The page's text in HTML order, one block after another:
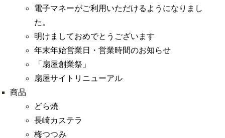
電子マネーがご利用いただけるようになりまし
た。
明けましておめでとうございます
年末年始営業日・営業時間のお知らせ
「扇屋創業祭」
扇屋サイトリニューアル
商品
どら焼
長崎カステラ
梅つつみ